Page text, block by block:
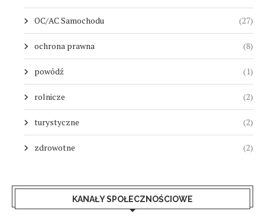
OC/AC Samochodu (27)
ochrona prawna (8)
powódź (1)
rolnicze (2)
turystyczne (2)
zdrowotne (2)
KANAŁY SPOŁECZNOŚCIOWE